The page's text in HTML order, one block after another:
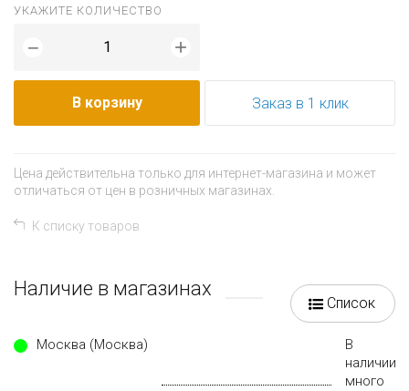
УКАЖИТЕ КОЛИЧЕСТВО
− +
В корзину Заказ в 1 клик
Цена действительна только для интернет-магазина и может
отличаться от цен в розничных магазинах.
К списку товаров
Наличие в магазинах
Список
Москва (Москва)
В
наличии
много